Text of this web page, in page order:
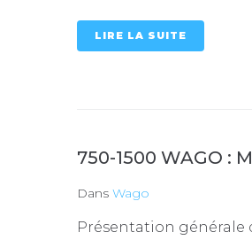
LIRE LA SUITE
750-1500 WAGO :
Dans Wago
Présentation générale